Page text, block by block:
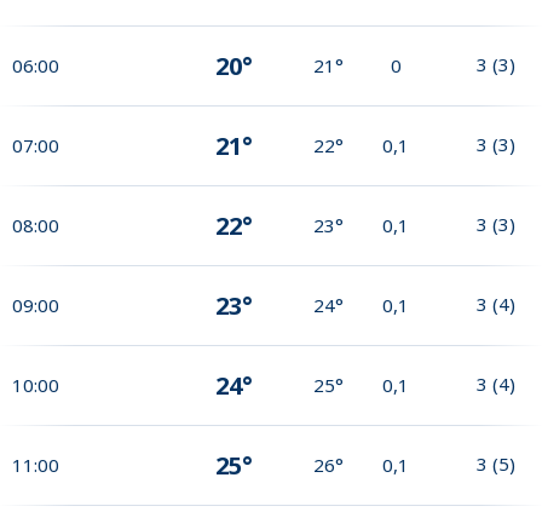
06:00 20° 21° 0 3 (3)
07:00 21° 22° 0,1 3 (3)
08:00 22° 23° 0,1 3 (3)
09:00 23° 24° 0,1 3 (4)
10:00 24° 25° 0,1 3 (4)
11:00 25° 26° 0,1 3 (5)